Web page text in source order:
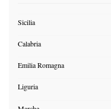
Sicilia
Calabria
Emilia Romagna
Liguria